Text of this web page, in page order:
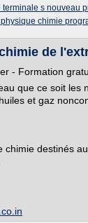
s nouveau
chimie
de
- Formation
que ce soit les
et gaz
destinés